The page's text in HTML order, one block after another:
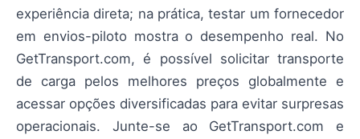
experiência direta; na prática, testar um fornecedor
em envios-piloto mostra o desempenho real. No
GetTransport.com, é possível solicitar transporte
de carga pelos melhores preços globalmente e
acessar opções diversificadas para evitar surpresas
operacionais. Junte-se ao GetTransport.com e